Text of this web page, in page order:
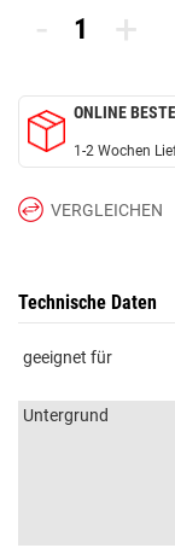
- +
ONLINE
1-2 Wochen
VERGLEICHEN
Technische Daten
geeignet für
Untergrund